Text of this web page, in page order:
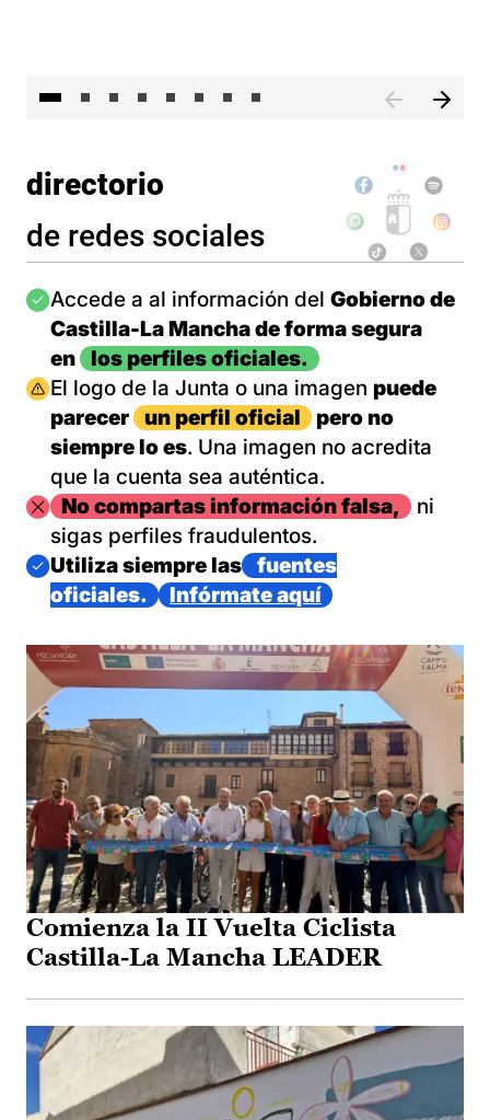
directorio
de redes sociales
Imagen
Accede a al información del Gobierno de
Castilla-La Mancha de forma segura
en
los perfiles oficiales.
Imagen
El logo de la Junta o una imagen puede
parecer
un perfil oficial
pero no
siempre lo es. Una imagen no acredita
que la cuenta sea auténtica.
ImagenNo compartas información falsa,
ni
sigas perfiles fraudulentos.
Imagen
Utiliza siempre las
fuentes
oficiales.
Infórmate aquí
Comienza la II Vuelta Ciclista
Castilla-La Mancha LEADER